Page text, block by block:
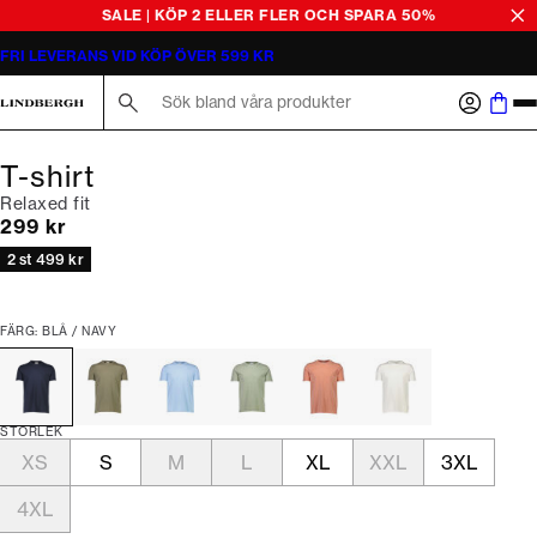
SALE | KÖP 2 ELLER FLER OCH SPARA 50%
FRI LEVERANS VID KÖP ÖVER 599 KR
T-shirt
Relaxed fit
Nuvarande pris
299 kr
2 st 499 kr
FÄRG: BLÅ / NAVY
STORLEK
XS S M L XL XXL
3XL
4XL